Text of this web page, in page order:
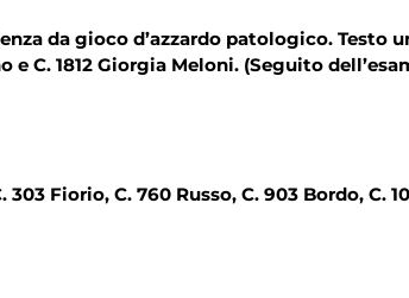
da gioco d’azzardo patologico. Testo
e C. 1812 Giorgia Meloni. (Seguito
Fiorio, C. 760 Russo, C. 903 Bordo, C.